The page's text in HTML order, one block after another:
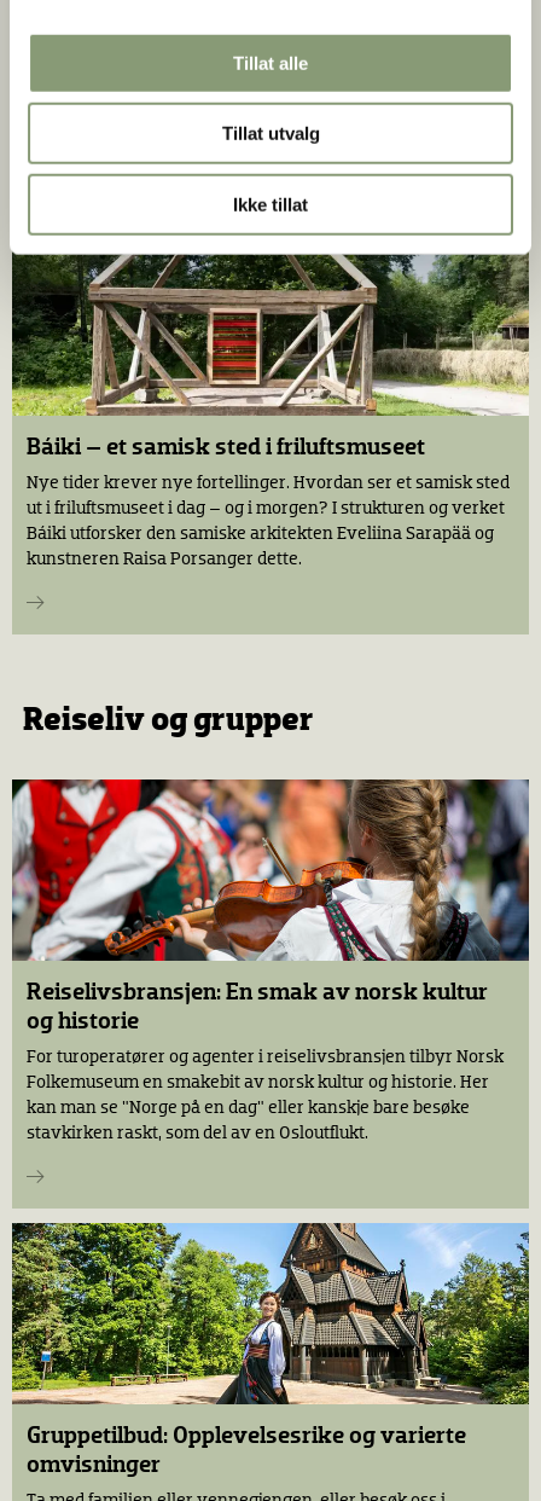
Tillat alle
Tillat utvalg
Ikke tillat
I juni åpner et nytt møtested for formidling av
med håndverk og aktivitet der du kan bli med!
Báiki – et samisk sted i friluftsmuseet
Nye tider krever nye fortellinger. Hvordan ser et samisk sted
ut i friluftsmuseet i dag – og i morgen? I strukturen og verket
Báiki utforsker den samiske arkitekten Eveliina Sarapää og
kunstneren Raisa Porsanger dette.
Reiseliv og grupper
Reiselivsbransjen: En smak av norsk kultur
og historie
For turoperatører og agenter i reiselivsbransjen tilbyr Norsk
Folkemuseum en smakebit av norsk kultur og historie. Her
kan man se "Norge på en dag" eller kanskje bare besøke
stavkirken raskt, som del av en Osloutflukt.
Gruppetilbud: Opplevelsesrike og varierte
omvisninger